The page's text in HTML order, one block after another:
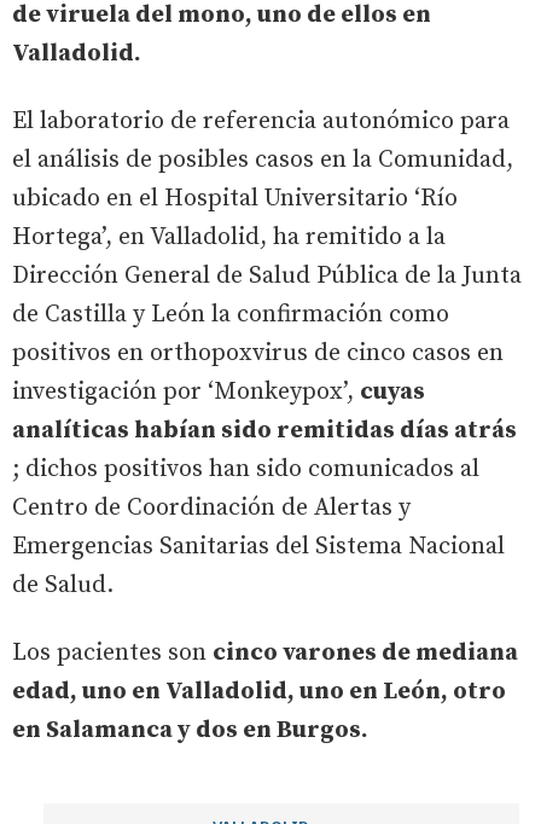
de viruela del mono, uno de ellos en
Valladolid.
El laboratorio de referencia autonómico para
el análisis de posibles casos en la Comunidad,
ubicado en el Hospital Universitario ‘Río
Hortega’, en Valladolid, ha remitido a la
Dirección General de Salud Pública de la Junta
de Castilla y León la confirmación como
positivos en orthopoxvirus de cinco casos en
investigación por ‘Monkeypox’, cuyas
analíticas habían sido remitidas días atrás
; dichos positivos han sido comunicados al
Centro de Coordinación de Alertas y
Emergencias Sanitarias del Sistema Nacional
de Salud.
Los pacientes son cinco varones de mediana
edad, uno en Valladolid, uno en León, otro
en Salamanca y dos en Burgos.